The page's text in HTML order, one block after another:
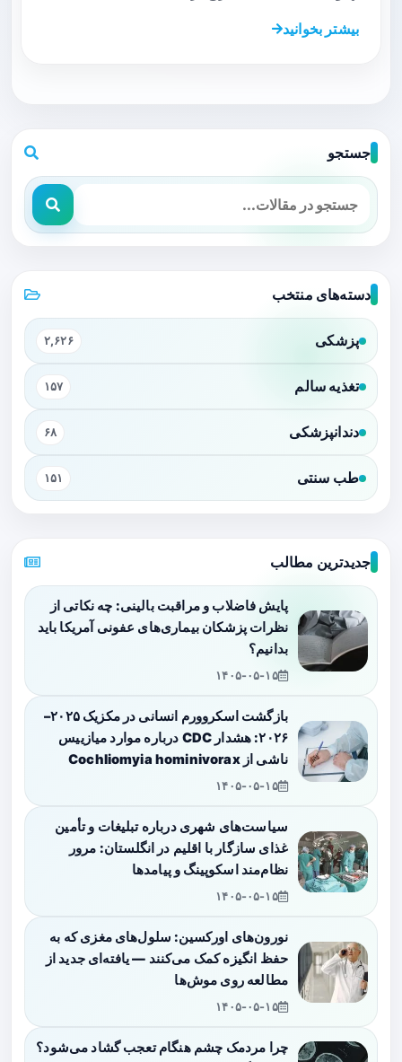
بیشتر بخوانید
جستجو
دسته‌های منتخب
پزشکی ۲,۶۲۶
تغذیه سالم ۱۵۷
دندانپزشکی ۶۸
طب سنتی ۱۵۱
جدیدترین مطالب
پایش فاضلاب و مراقبت بالینی: چه نکاتی از
نظرات پزشکان بیماری‌های عفونی آمریکا باید
بدانیم؟
۱۴۰۵-۰۵-۱۵
بازگشت اسکروورم انسانی در مکزیک ۲۰۲۵–
۲۰۲۶: هشدار CDC درباره موارد میازییس
ناشی از Cochliomyia hominivorax
۱۴۰۵-۰۵-۱۵
سیاست‌های شهری درباره تبلیغات و تأمین
غذای سازگار با اقلیم در انگلستان: مرور
نظام‌مند اسکوپینگ و پیامدها
۱۴۰۵-۰۵-۱۵
نورون‌های اورکسین: سلول‌های مغزی که به
حفظ انگیزه کمک می‌کنند — یافته‌ای جدید از
مطالعه روی موش‌ها
۱۴۰۵-۰۵-۱۵
چرا مردمک چشم هنگام تعجب گشاد می‌شود؟